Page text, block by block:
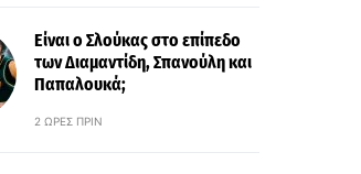
Είναι ο Σλούκας στο επίπεδο
των Διαμαντίδη, Σπανούλη και
Παπαλουκά;
2 ΏΡΕΣ ΠΡΙΝ